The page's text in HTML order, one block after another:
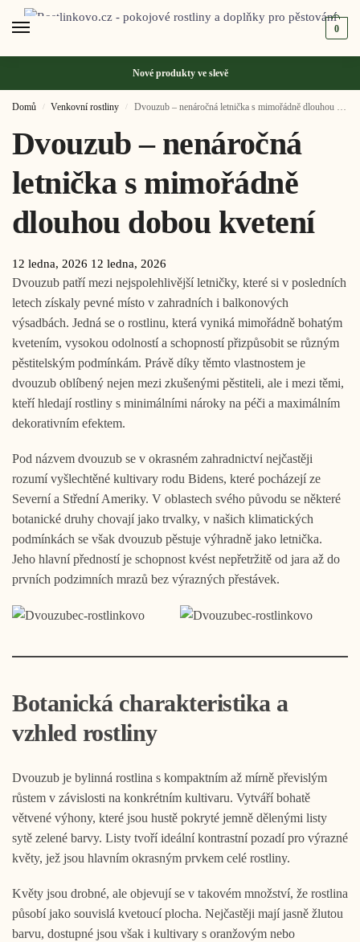
0
Nové produkty ve slevě
Domů / Venkovní rostliny / Dvouzub – nenáročná letnička s mimořádně dlouhou dobou kvetení
Dvouzub – nenáročná
letnička s mimořádně
dlouhou dobou kvetení
12 ledna, 2026 12 ledna, 2026
Dvouzub patří mezi nejspolehlivější letničky, které si v posledních
letech získaly pevné místo v zahradních i balkonových
výsadbách. Jedná se o rostlinu, která vyniká mimořádně bohatým
kvetením, vysokou odolností a schopností přizpůsobit se různým
pěstitelským podmínkám. Právě díky těmto vlastnostem je
dvouzub oblíbený nejen mezi zkušenými pěstiteli, ale i mezi těmi,
kteří hledají rostliny s minimálními nároky na péči a maximálním
dekorativním efektem.
Pod názvem dvouzub se v okrasném zahradnictví nejčastěji
rozumí vyšlechtěné kultivary rodu Bidens, které pocházejí ze
Severní a Střední Ameriky. V oblastech svého původu se některé
botanické druhy chovají jako trvalky, v našich klimatických
podmínkách se však dvouzub pěstuje výhradně jako letnička.
Jeho hlavní předností je schopnost kvést nepřetržitě od jara až do
prvních podzimních mrazů bez výrazných přestávek.
Botanická charakteristika a
vzhled rostliny
Dvouzub je bylinná rostlina s kompaktním až mírně převislým
růstem v závislosti na konkrétním kultivaru. Vytváří bohatě
větvené výhony, které jsou hustě pokryté jemně dělenými listy
sytě zelené barvy. Listy tvoří ideální kontrastní pozadí pro výrazné
květy, jež jsou hlavním okrasným prvkem celé rostliny.
Květy jsou drobné, ale objevují se v takovém množství, že rostlina
působí jako souvislá kvetoucí plocha. Nejčastěji mají jasně žlutou
barvu, dostupné jsou však i kultivary s oranžovým nebo